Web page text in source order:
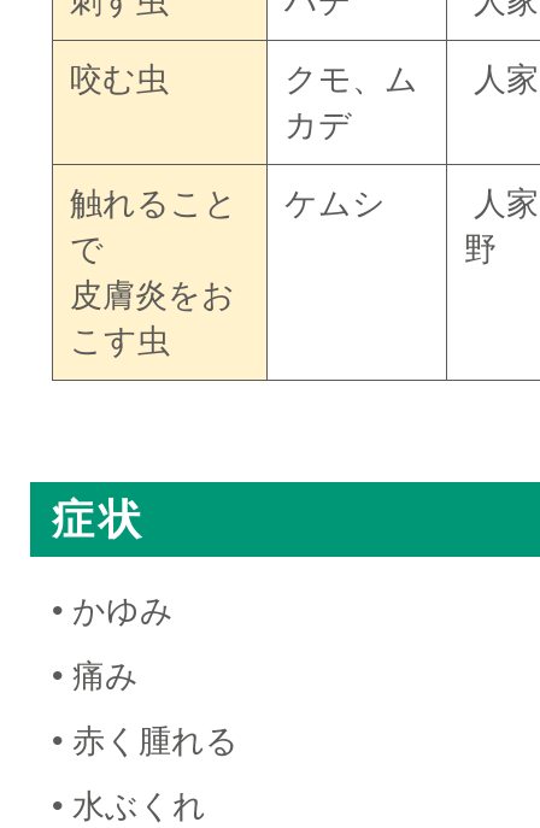
咬む虫
クモ、ム
カデ
人
触れること
で
皮膚炎をお
こす虫
ケムシ
人
野
症状
• かゆみ
• 痛み
• 赤く腫れる
• 水ぶくれ